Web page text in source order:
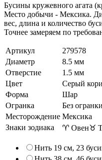
Бусины кружевного агата
Место добычи - Мексика.
вес, длина и количество
Точнее замеряем по
Артикул
279578
Диаметр
8.5 мм
Отверстие
1.5 мм
Цвет
Серый
Форма
Шар
Огранка
Без огранки
Месторождение Мексика
Знаки зодиака
♈ Овен♉
Нить 19 см, 23